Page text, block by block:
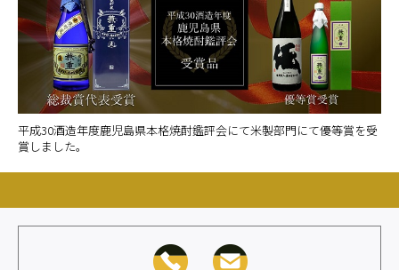
平成30酒造年度鹿児島県本格焼酎鑑評会にて米製部門にて優等賞を受
賞しました。